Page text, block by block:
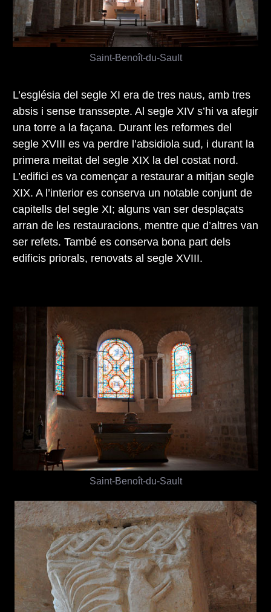
L’església del segle XI era de tres naus, amb tres
absis i sense transsepte. Al segle XIV s’hi va afegir
una torre a la façana. Durant les reformes del
segle XVIII es va perdre l’absidiola sud, i durant la
primera meitat del segle XIX la del costat nord.
L’edifici es va començar a restaurar a mitjan segle
XIX. A l’interior es conserva un notable conjunt de
capitells del segle XI; alguns van ser desplaçats
arran de les restauracions, mentre que d’altres van
ser refets. També es conserva bona part dels
edificis priorals, renovats al segle XVIII.
Saint-Benoît-du-Sault
Saint-Benoît-du-Sault